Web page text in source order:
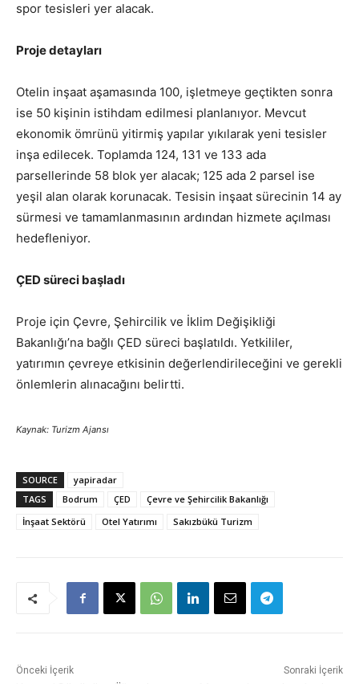
spor tesisleri yer alacak.
Proje detayları
Otelin inşaat aşamasında 100, işletmeye geçtikten sonra
ise 50 kişinin istihdam edilmesi planlanıyor. Mevcut
ekonomik ömrünü yitirmiş yapılar yıkılarak yeni tesisler
inşa edilecek. Toplamda 124, 131 ve 133 ada
parsellerinde 58 blok yer alacak; 125 ada 2 parsel ise
yeşil alan olarak korunacak. Tesisin inşaat sürecinin 14 ay
sürmesi ve tamamlanmasının ardından hizmete açılması
hedefleniyor.
ÇED süreci başladı
Proje için Çevre, Şehircilik ve İklim Değişikliği
Bakanlığı’na bağlı ÇED süreci başlatıldı. Yetkililer,
yatırımın çevreye etkisinin değerlendirileceğini ve gerekli
önlemlerin alınacağını belirtti.
Kaynak: Turizm Ajansı
SOURCE
yapiradar
TAGS
Bodrum ÇED
Çevre ve Şehircilik Bakanlığı
İnşaat Sektörü
Otel Yatırımı Sakızbükü Turizm
Önceki İçerik Sonraki İçerik